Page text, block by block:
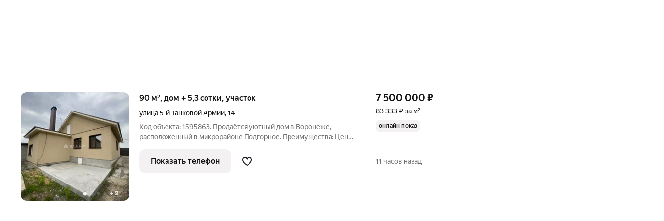
+9
90 м², дом + 5,3 сотки, участок
улица 5-й Танковой Армии,14
Код объекта: 1595863. Продаётся уютный дом в Воронеже,
расположенный в микрорайоне Подгорное. Преимущества: Цена.
очень выгодной цене! Расположение. Всего в двух километрах от
города вы
7 500 000 ₽
83 333 ₽ за м²
онлайн показ
Показать телефон 11 часов назад